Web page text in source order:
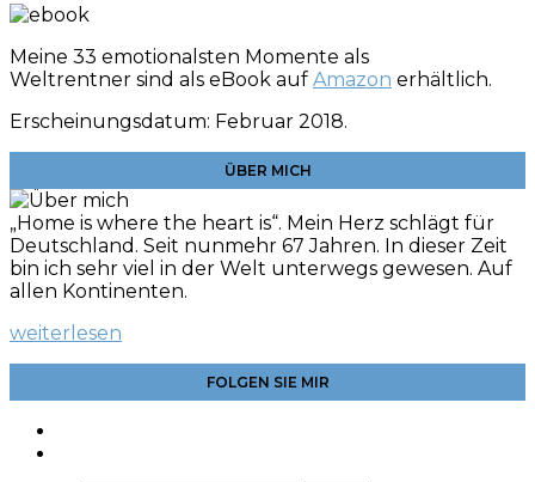
Meine 33 emotionalsten Momente als
Weltrentner sind als eBook auf Amazon erhältlich.
Erscheinungsdatum: Februar 2018.
ÜBER MICH
„Home is where the heart is“. Mein Herz schlägt für
Deutschland. Seit nunmehr 67 Jahren. In dieser Zeit
bin ich sehr viel in der Welt unterwegs gewesen. Auf
allen Kontinenten.
weiterlesen
FOLGEN SIE MIR